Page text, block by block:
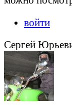
войти
Сергей